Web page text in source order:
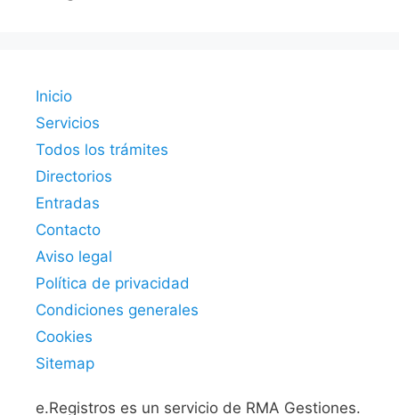
Inicio
Servicios
Todos los trámites
Directorios
Entradas
Contacto
Aviso legal
Política de privacidad
Condiciones generales
Cookies
Sitemap
e.Registros es un servicio de RMA Gestiones.